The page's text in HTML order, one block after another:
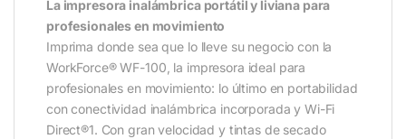
La impresora inalámbrica portátil y liviana para
profesionales en movimiento
Imprima donde sea que lo lleve su negocio con la
WorkForce® WF-100, la impresora ideal para
profesionales en movimiento: lo último en portabilidad
con conectividad inalámbrica incorporada y Wi-Fi
Direct®1. Con gran velocidad y tintas de secado